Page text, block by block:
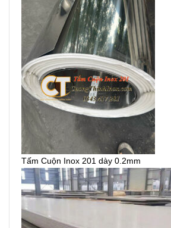
Tấm Cuộn Inox 201 dày 0.2mm